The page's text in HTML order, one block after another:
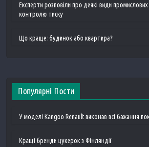
Експерти розповіли про деякі види
контролю тиску
Що краще: будинок або квартира?
Популярні Пости
У моделі Kangoo Renault виконав всі бажання
Кращі бренди цукерок з Фінляндії